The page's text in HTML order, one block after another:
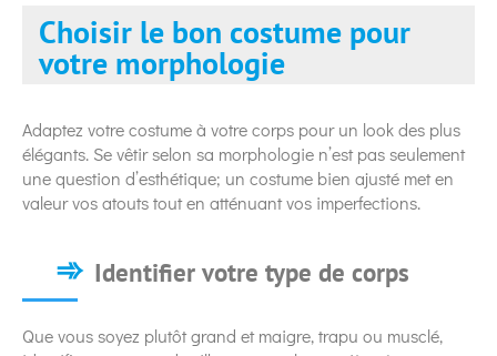
Choisir le bon costume pour
votre morphologie
Adaptez votre costume à votre corps pour un look des plus
élégants. Se vêtir selon sa morphologie n’est pas seulement
une question d’esthétique; un costume bien ajusté met en
valeur vos atouts tout en atténuant vos imperfections.
Identifier votre type de corps
Que vous soyez plutôt grand et maigre, trapu ou musclé,